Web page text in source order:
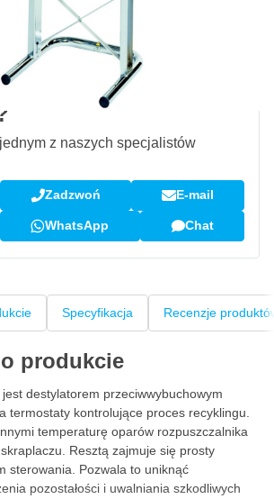
i wymianę
4,58/5(7 078 recenzji)
tego
z naszych specjalistów
Zadzwoń E-mail
WhatsApp Chat
Specyfikacja Recenzje
produkcie
destylatorem przeciwwybuchowym
termostaty kontrolujące proces recyklingu.
temperaturę oparów rozpuszczalnika
Resztą zajmuje się prosty
sterowania. Pozwala to uniknąć
pozostałości i uwalniania szkodliwych